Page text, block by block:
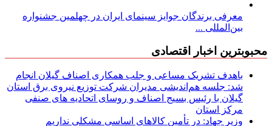
معرفی برندگان جوایز سینمای ایران در چهلمین جشنواره
بین‌المللی ...
محبوبترین اخبار اقتصادی
باهدف تشریک مساعی و جلب همکاری اصناف گیلان انجام
شد: جلسه هم‌اندیشی مدیران شركت توزیع نیروی برق استان
گیلان با رئیس بسیج اصناف و روسای اتحادیه های صنفی
مركز استان
وزیر جهاد: در تأمین کالاهای اساسی مشکلی نداریم